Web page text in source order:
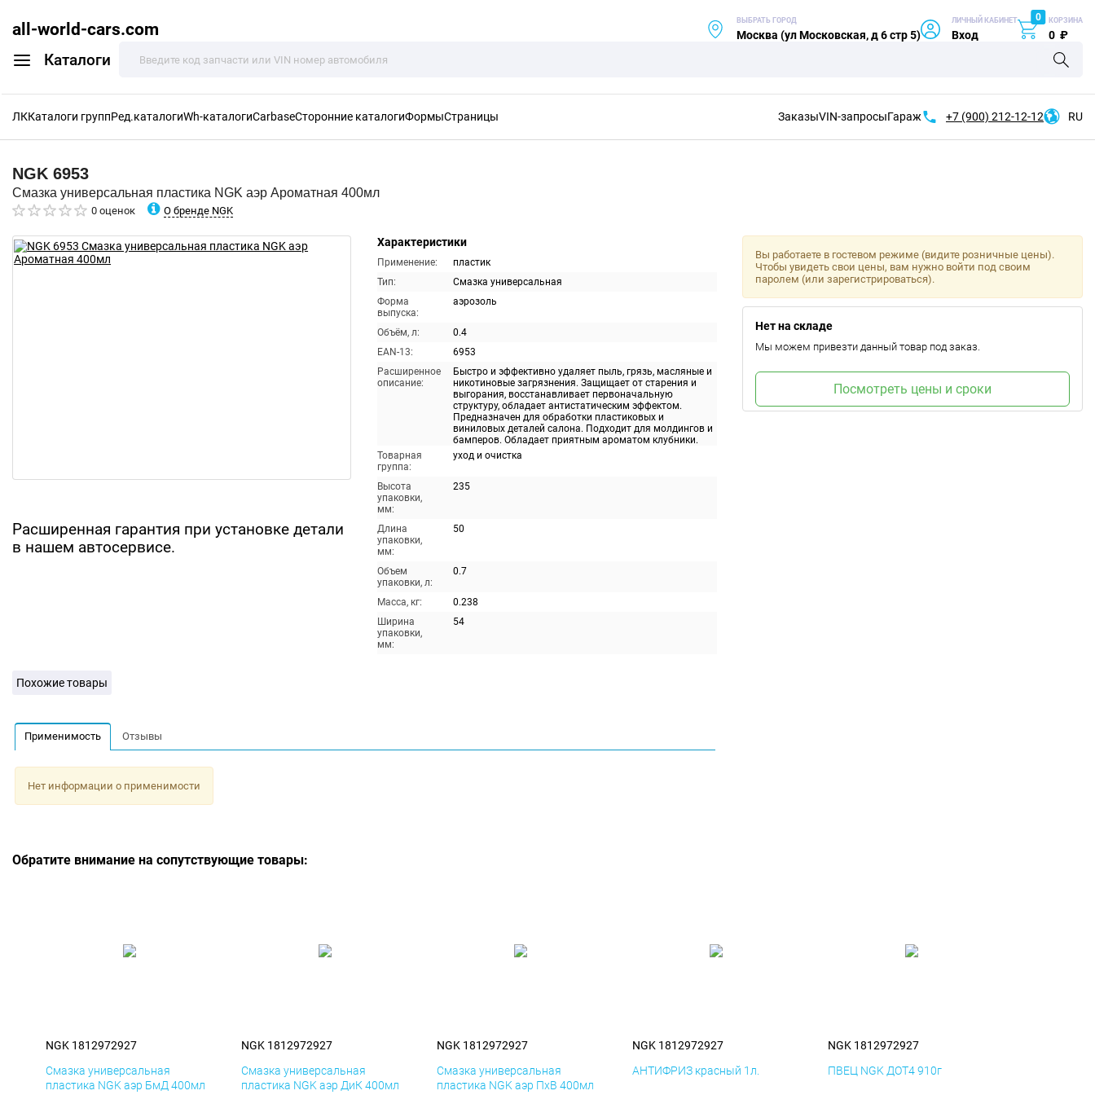
all-world-cars.com
Каталоги
ВЫБРАТЬ ГОРОД
Москва (ул Московская, д 6 стр 5)
ЛИЧНЫЙ КАБИНЕТ
Вход
0 КОРЗИНА
0 ₽
ЛККаталоги группРед.каталогиWh-каталогиCarbaseСторонние каталогиФормыСтраницы ЗаказыVIN-запросыГараж +7 (900) 212-12-12 RU
NGK 6953
Смазка универсальная пластика NGK аэр Ароматная 400мл
0 оценок О бренде NGK
Расширенная гарантия при установке детали
в нашем автосервисе.
Характеристики
Применение:
пластик
Тип:
Смазка универсальная
Форма
выпуска:
аэрозоль
Объём, л:
0.4
EAN-13:
6953
Расширенное
описание:
Быстро и эффективно удаляет пыль, грязь, масляные и
никотиновые загрязнения. Защищает от старения и
выгорания, восстанавливает первоначальную
структуру, обладает антистатическим эффектом.
Предназначен для обработки пластиковых и
виниловых деталей салона. Подходит для молдингов и
бамперов. Обладает приятным ароматом клубники.
Товарная
группа:
уход и очистка
Высота
упаковки,
мм:
235
Длина
упаковки,
мм:
50
Объем
упаковки, л:
0.7
Масса, кг:
0.238
Ширина
упаковки,
мм:
54
Вы работаете в гостевом режиме (видите розничные цены).
Чтобы увидеть свои цены, вам нужно войти под своим
паролем (или зарегистрироваться).
Нет на складе
Мы можем привезти данный товар под заказ.
Посмотреть цены и сроки
Похожие товары
Применимость Отзывы
Нет информации о применимости
Обратите внимание на сопутствующие товары:
NGK 1812972927
Смазка универсальная
пластика NGK аэр БмД 400мл
NGK 1812972927
Смазка универсальная
пластика NGK аэр ДиК 400мл
NGK 1812972927
Смазка универсальная
пластика NGK аэр ПхВ 400мл
NGK 1812972927
АНТИФРИЗ красный 1л.
NGK 1812972927
ПВЕЦ NGK ДОТ4 910г